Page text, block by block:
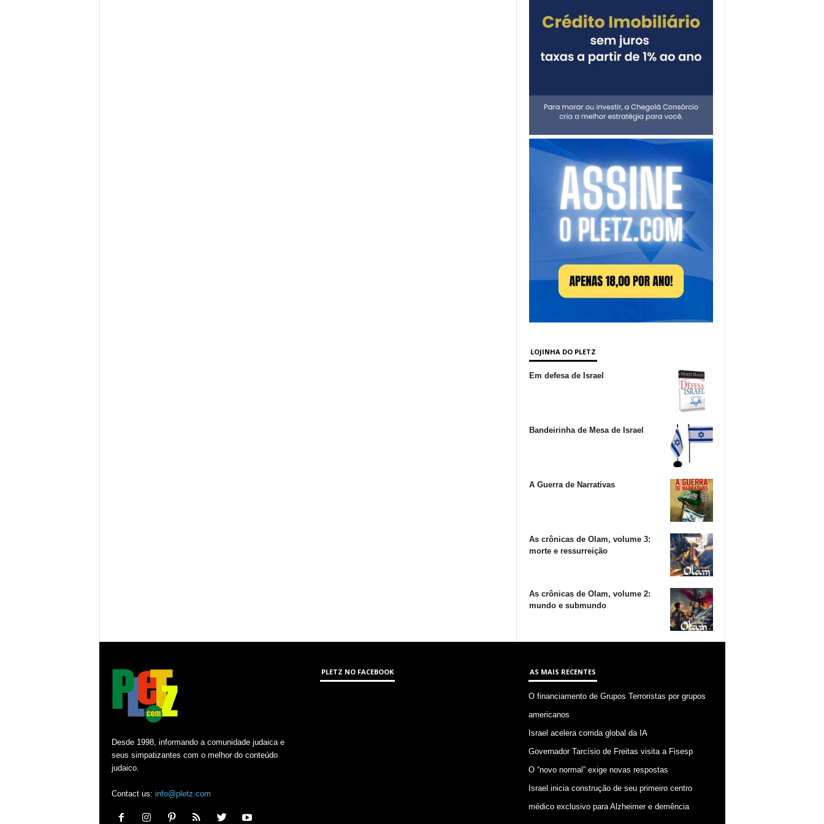
LOJINHA DO PLETZ
Em defesa de Israel
Bandeirinha de Mesa de Israel
A Guerra de Narrativas
As crônicas de Olam, volume 3:
morte e ressurreição
As crônicas de Olam, volume 2:
mundo e submundo
Desde 1998, informando a comunidade judaica e
seus simpatizantes com o melhor do conteúdo
judaico.
Contact us: info@pletz.com
PLETZ NO FACEBOOK AS MAIS RECENTES
O financiamento de Grupos Terroristas por grupos
americanos
Israel acelera corrida global da IA
Governador Tarcísio de Freitas visita a Fisesp
O “novo normal” exige novas respostas
Israel inicia construção de seu primeiro centro
médico exclusivo para Alzheimer e demência